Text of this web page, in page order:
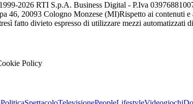
2026 RTI S.p.A. Business Digital - P.Iva
46, 20093 Cologno Monzese (MI)Rispetto ai contenuti
fatto divieto espresso di utilizzare mezzi automatizzati
Policy